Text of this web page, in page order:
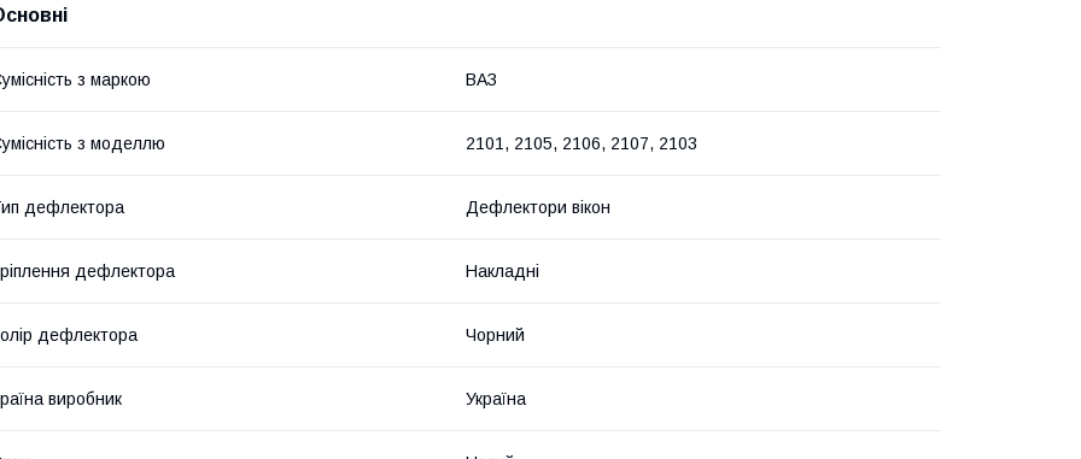
з маркою ВАЗ
з моделлю 2101, 2105, 2106, 2107, 2103
дефлектора Дефлектори вікон
дефлектора Накладні
дефлектора Чорний
виробник Україна